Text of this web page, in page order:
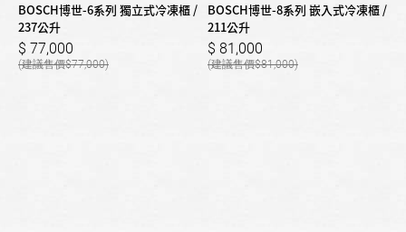
BOSCH博世-6系列 獨立式冷凍櫃 /
237公升
77,000
77,000
BOSCH博世-8系列 嵌入式冷凍櫃 /
211公升
81,000
81,000